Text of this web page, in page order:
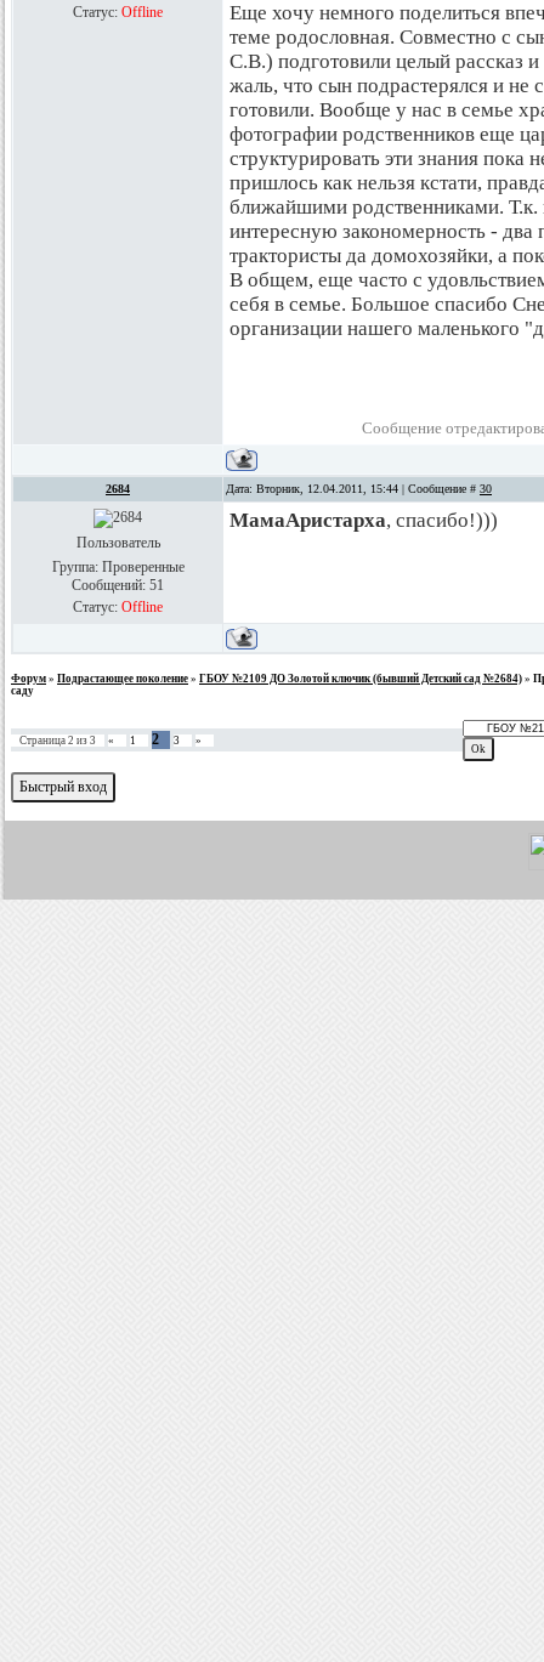
Статус: Offline
Еще хочу немного поделиться
теме родословная. Совместно с
С.В.) подготовили целый рассказ
жаль, что сын подрастерялся и не
готовили. Вообще у нас в семье
фотографии родственников еще
структурировать эти знания пока
пришлось как нельзя кстати,
ближайшими родственниками.
интересную закономерность -
трактористы да домохозяйки, а
В общем, еще часто с
себя в семье. Большое спасибо
организации нашего маленького
Сообщение
2684 Дата: Вторник, 12.04.2011, 15:44 | Сообщение # 30
Пользователь
Группа: Проверенные
Сообщений: 51
Статус: Offline
МамаАристарха, спасибо!)))
Форум » Подрастающее поколение » ГБОУ №2109 ДО Золотой ключик (бывший Детский сад №2684) »
саду
Страница 2 из 3 « 1 2 3 »